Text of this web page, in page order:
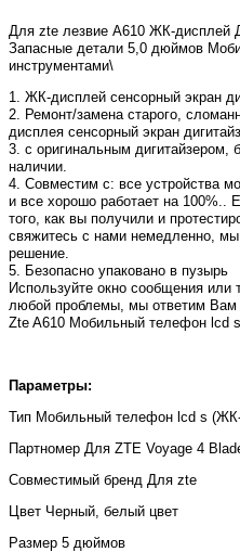
Для zte лезвие A610 ЖК-дисплей
Запасные детали 5,0 дюймов
инструментами\
1. ЖК-дисплей сенсорный экран
2. Ремонт/замена старого,
дисплея сенсорный экран
3. с оригинальным дигитайзером,
наличии.
4. Совместим с: все устройства
и все хорошо работает на 100%..
того, как вы получили и
свяжитесь с нами немедленно,
решение.
5. Безопасно упаковано в пузырь
Используйте окно сообщения
любой проблемы, мы ответим Вам
Zte A610 Мобильный телефон lcd
Параметры:
Тип Мобильный телефон lcd s
Партномер Для ZTE Voyage 4
Совместимый бренд Для zte
Цвет Черный, белый цвет
Размер 5 дюймов